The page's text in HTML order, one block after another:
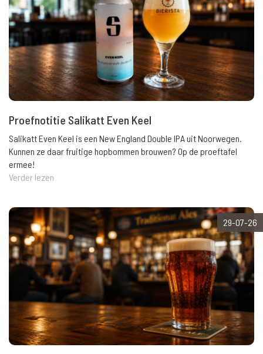
Proefnotitie Salikatt Even Keel
Salikatt Even Keel is een New England Double IPA uit Noorwegen.
Kunnen ze daar fruitige hopbommen brouwen? Op de proeftafel
ermee!
Verder lezen
29-07-26